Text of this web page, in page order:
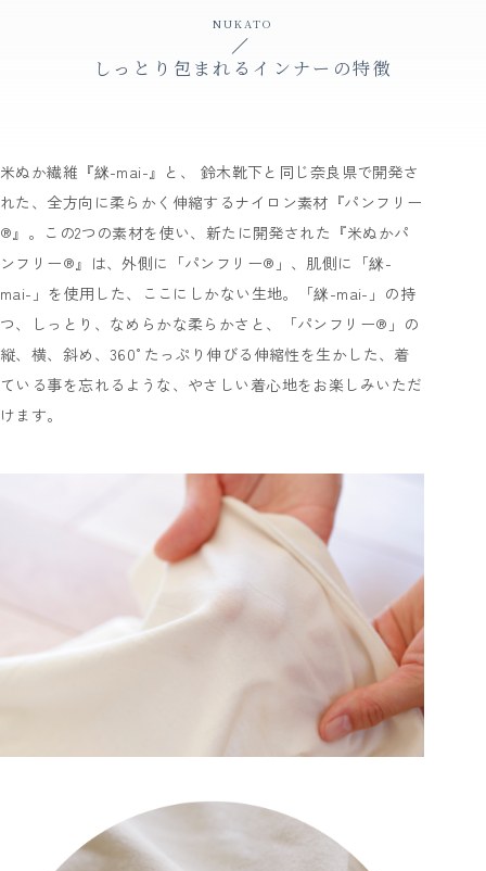
NUKATO
しっとり包まれるインナーの特徴
米ぬか繊維『䋛-mai-』と、 鈴木靴下と同じ奈良県で開発さ
れた、全方向に柔らかく伸縮するナイロン素材『パンフリー
®』。この2つの素材を使い、新たに開発された『米ぬかパ
ンフリー®』は、外側に「パンフリー®」、肌側に「䋛-
mai-」を使用した、ここにしかない生地。「䋛-mai-」の持
つ、しっとり、なめらかな柔らかさと、「パンフリー®」の
縦、横、斜め、360°たっぷり伸びる伸縮性を生かした、着
ている事を忘れるような、やさしい着心地をお楽しみいただ
けます。